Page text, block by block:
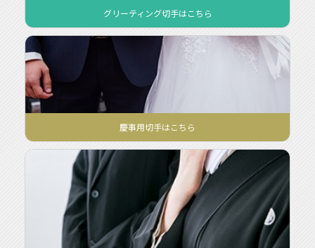
グリーティング切手 ってどんな時に使うの？
主に誕生日、七五三、結婚、出産など各種のライフイベントのお
祝いにご使用いただけます！「グリーティング」とは英語で挨拶
や敬礼などを意味する言葉です。
日本では、グリーティングカードやグリーティングメールといっ
た形で用いられ、時候のあいさつや記念日などに送るものを意味
します。
グリーティング切手はこちら
ってどんな時に使うの？
結婚式やおめでたい行事の時の郵便物に使われるのが、「慶事用
切手」ですが使わなくてもマナー違反ではありません。
様々なデザインがある「グリーティング切手」など封筒やはがき
のデザインにあわせて選んでみてはいかがですか？
慶事用切手はこちら